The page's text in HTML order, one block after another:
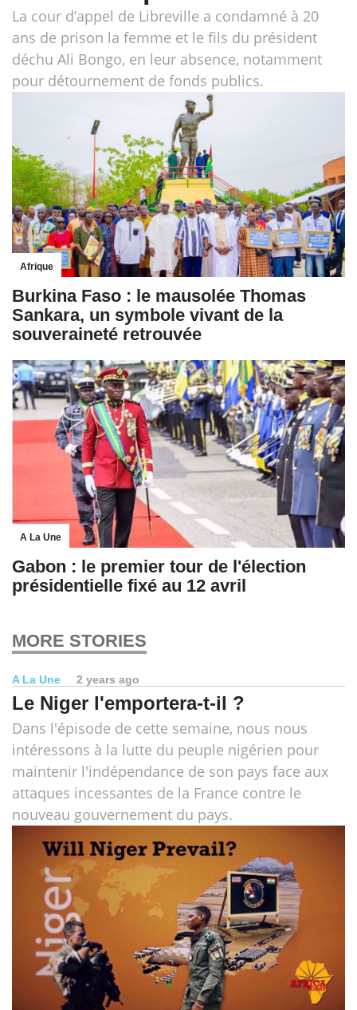
La cour d’appel de Libreville a condamné à 20
ans de prison la femme et le fils du président
déchu Ali Bongo, en leur absence, notamment
pour détournement de fonds publics.
Afrique
Burkina Faso : le mausolée Thomas
Sankara, un symbole vivant de la
souveraineté retrouvée
A La Une
Gabon : le premier tour de l'élection
présidentielle fixé au 12 avril
MORE STORIES
A La Une 2 years ago
Le Niger l'emportera-t-il ?
Dans l'épisode de cette semaine, nous nous
intéressons à la lutte du peuple nigérien pour
maintenir l'indépendance de son pays face aux
attaques incessantes de la France contre le
nouveau gouvernement du pays.